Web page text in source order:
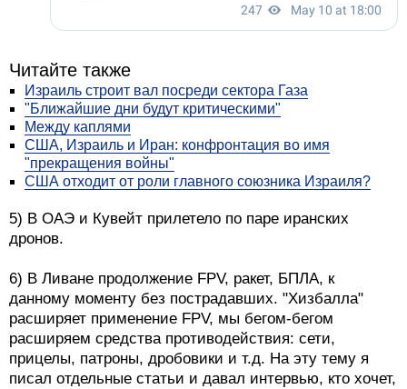
Читайте также
Израиль строит вал посреди сектора Газа
"Ближайшие дни будут критическими"
Между каплями
США, Израиль и Иран: конфронтация во имя
"прекращения войны"
США отходит от роли главного союзника Израиля?
5) В ОАЭ и Кувейт прилетело по паре иранских
дронов.
6) В Ливане продолжение FPV, ракет, БПЛА, к
данному моменту без пострадавших. "Хизбалла"
расширяет применение FPV, мы бегом-бегом
расширяем средства противодействия: сети,
прицелы, патроны, дробовики и т.д. На эту тему я
писал отдельные статьи и давал интервью, кто хочет,